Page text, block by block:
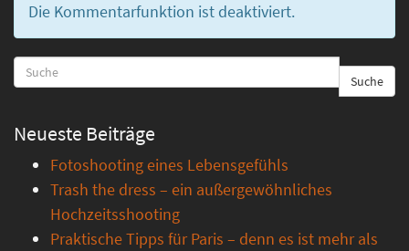
Die Kommentarfunktion ist deaktiviert.
Suche
Neueste Beiträge
Fotoshooting eines Lebensgefühls
Trash the dress – ein außergewöhnliches
Hochzeitsshooting
Praktische Tipps für Paris – denn es ist mehr als